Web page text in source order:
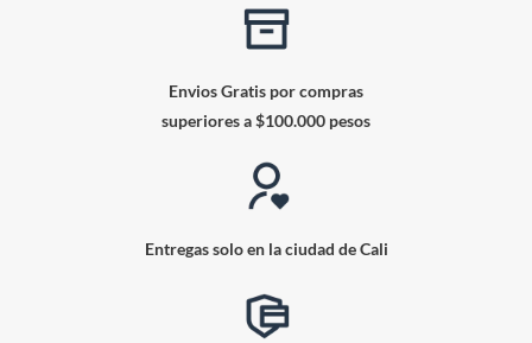
Envios Gratis por compras
superiores a $100.000 pesos
Entregas solo en la ciudad de Cali